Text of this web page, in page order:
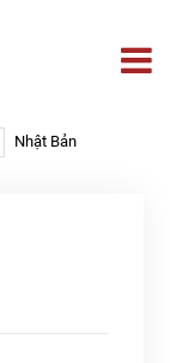
Nhật Bản